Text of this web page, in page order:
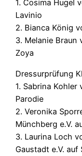
1. Cosima Hugel
Lavinio
2. Bianca König
3. Melanie Braun
Zoya
Dressurprüfung
1. Sabrina Kohler
Parodie
2. Veronika
Münchberg e.V.
3. Laurina Loch
Gaustadt e.V. auf